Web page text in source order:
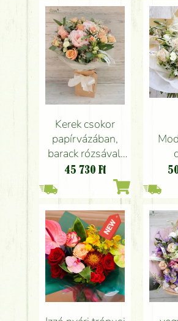
Kerek csokor
papírvázában,
barack rózsával,
peóniával, apró
virágokkal (22
szál)
45 730 Ft